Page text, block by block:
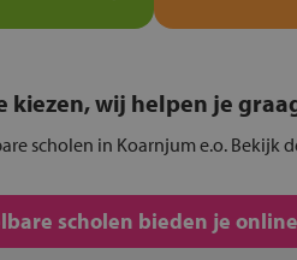
kiezen, wij helpen je
scholen in Koarnjum e.o.
scholen bieden je